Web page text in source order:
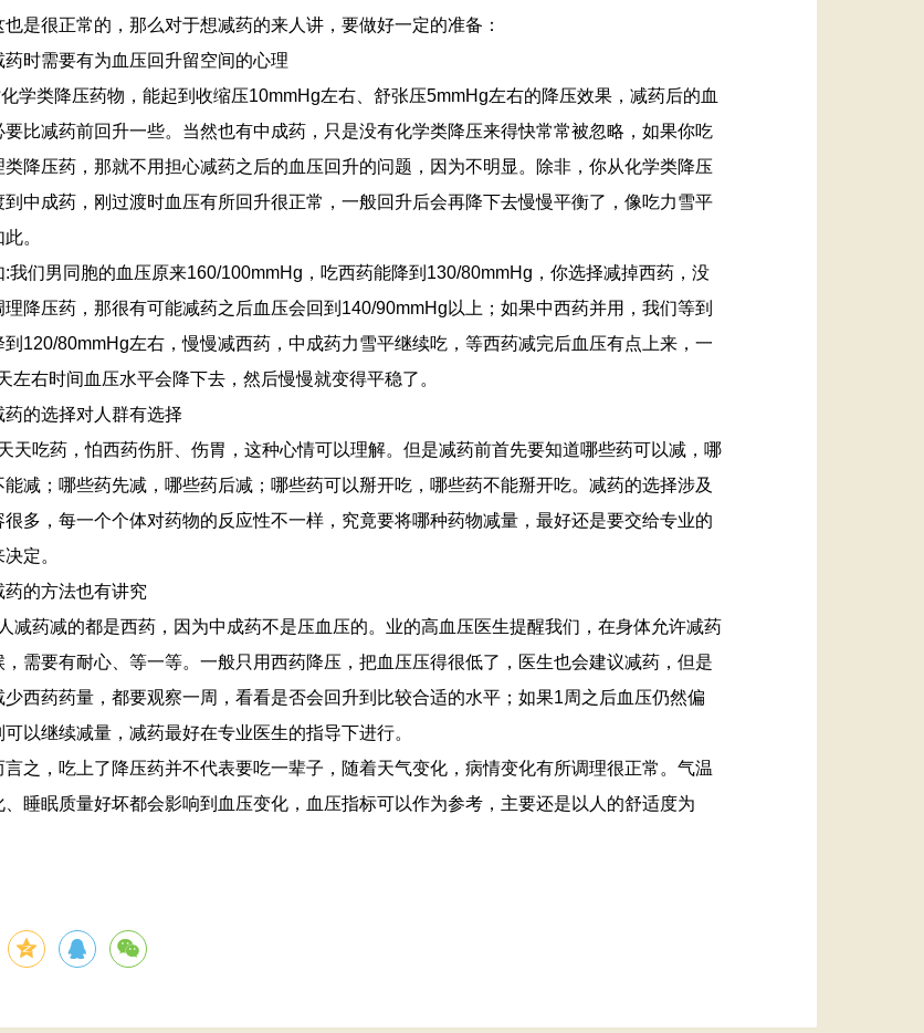
也是很正常的，那么对于想减药的来人讲，要做好一定的准备：
药时需要有为血压回升留空间的心理
学类降压药物，能起到收缩压10mmHg左右、舒张压5mmHg左右的降压效果，减药后的血
要比减药前回升一些。当然也有中成药，只是没有化学类降压来得快常常被忽略，如果你吃
类降压药，那就不用担心减药之后的血压回升的问题，因为不明显。除非，你从化学类降压
到中成药，刚过渡时血压有所回升很正常，一般回升后会再降下去慢慢平衡了，像吃力雪平
。
:我们男同胞的血压原来160/100mmHg，吃西药能降到130/80mmHg，你选择减掉西药，没
理降压药，那很有可能减药之后血压会回到140/90mmHg以上；如果中西药并用，我们等到
到120/80mmHg左右，慢慢减西药，中成药力雪平继续吃，等西药减完后血压有点上来，一
左右时间血压水平会降下去，然后慢慢就变得平稳了。
药的选择对人群有选择
天吃药，怕西药伤肝、伤胃，这种心情可以理解。但是减药前首先要知道哪些药可以减，哪
能减；哪些药先减，哪些药后减；哪些药可以掰开吃，哪些药不能掰开吃。减药的选择涉及
很多，每一个个体对药物的反应性不一样，究竟要将哪种药物减量，最好还是要交给专业的
定。
药的方法也有讲究
减药减的都是西药，因为中成药不是压血压的。业的高血压医生提醒我们，在身体允许减药
，需要有耐心、等一等。一般只用西药降压，把血压压得很低了，医生也会建议减药，但是
少西药药量，都要观察一周，看看是否会回升到比较合适的水平；如果1周之后血压仍然偏
可以继续减量，减药最好在专业医生的指导下进行。
之，吃上了降压药并不代表要吃一辈子，随着天气变化，病情变化有所调理很正常。气温
、睡眠质量好坏都会影响到血压变化，血压指标可以作为参考，主要还是以人的舒适度为